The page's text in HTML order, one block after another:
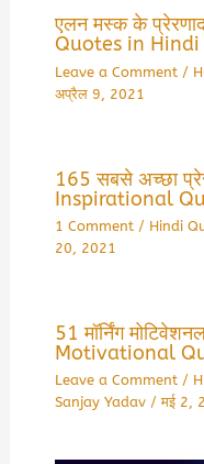
एलन मस्क के
Quotes in Hindi
Leave a Comment /
अप्रैल 9, 2021
165 सबसे अच्छा
Inspirational
1 Comment / Hindi
20, 2021
51 मॉर्निंग
Motivational
Leave a Comment /
Sanjay Yadav /मई 2,